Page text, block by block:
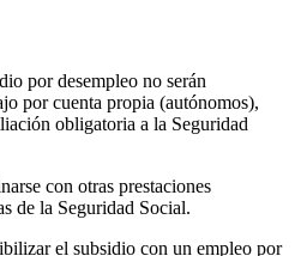
por desempleo no serán
por cuenta propia (autónomos),
obligatoria a la Seguridad
con otras prestaciones
de la Seguridad Social.
el subsidio con un empleo por